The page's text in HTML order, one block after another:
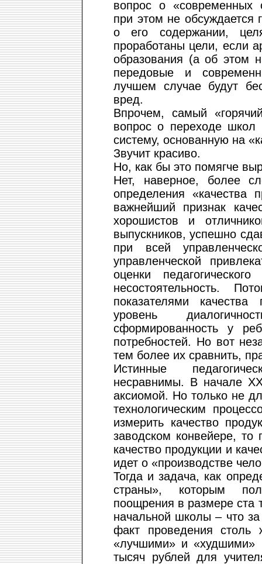
вопрос о «современных
при этом не обсуждается
о его содержании,
проработаны цели, если
образования (а об этом
передовые и
лучшем случае будут
вред.
Впрочем, самый
вопрос о переходе
систему, основанную на
Звучит красиво.
Но, как бы это помягче
Нет, наверное, более
определения «качества
важнейший признак
хорошистов и
выпускников, успешно
при всей
управленческой
оценки
несостоятельность.
показателями
уровень
сформированность у
потребностей. Но вот
тем более их сравнить,
Истинные
несравнимы. В начале
аксиомой. Но только не
технологическим
измерить качество
заводском конвейере, то
качество продукции и
идет о «производстве
Тогда и задача, как
страны», которым
поощрения в размере ста
начальной школы – что
факт проведения столь
«лучшими» и «худшими»
тысяч рублей для